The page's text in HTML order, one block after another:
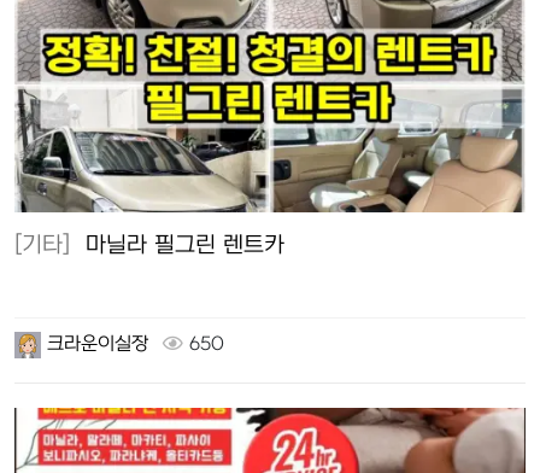
[기타] 마닐라 필그린 렌트카
크라운이실장 650